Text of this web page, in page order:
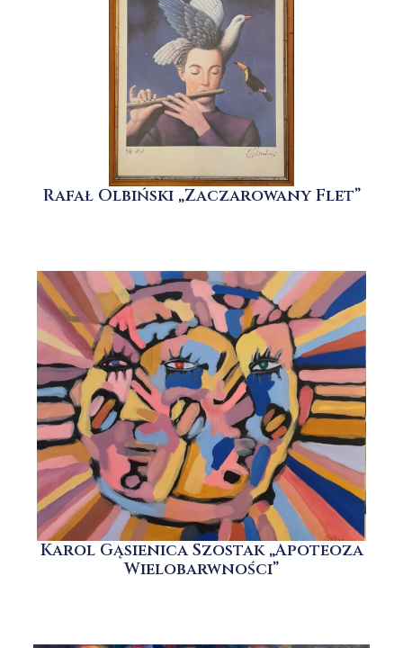
Rafał Olbiński „Zaczarowany Flet”
Karol Gąsienica Szostak „Apoteoza
Wielobarwności”